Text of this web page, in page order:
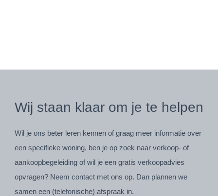
Wij staan klaar om je te helpen
Wil je ons beter leren kennen of graag meer informatie over
een specifieke woning, ben je op zoek naar verkoop- of
aankoopbegeleiding of wil je een gratis verkoopadvies
opvragen? Neem contact met ons op. Dan plannen we
samen een (telefonische) afspraak in.